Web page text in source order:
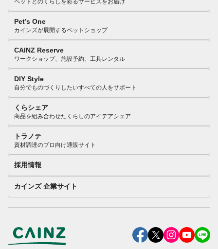
ペットとのくらしを彩るサービスをお届け
Pet’s One
カインズが展開するペットショップ
CAINZ Reserve
ワークショップ、施設予約、工具レンタル
DIY Style
自分でものづくりしたいすべての人をサポート
くらシェア
商品を組み合わせたくらしのアイデアシェア
トラノテ
資材調達のプロ向け通販サイト
採用情報
カインズ 企業サイト